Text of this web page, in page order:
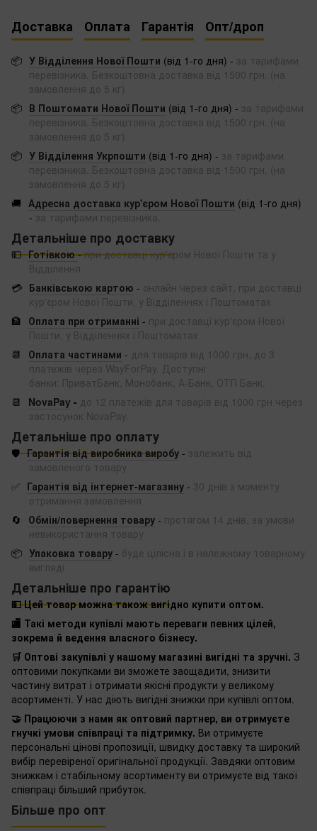
Доставка Оплата Гарантія Опт/дроп
📦 У Відділення Нової Пошти (від 1-го дня) - за тарифами
перевізника. Безкоштовна доставка від 1500 грн. (на
замовлення до 5 кг)
📦 В Поштомати Нової Пошти (від 1-го дня) - за тарифами
перевізника. Безкоштовна доставка від 1500 грн. (на
замовлення до 5 кг)
📦 У Відділення Укрпошти (від 1-го дня) - за тарифами
перевізника. Безкоштовна доставка від 1500 грн. (на
замовлення до 5 кг)
🚚 Адресна доставка кур'єром Нової Пошти (від 1-го дня)
- за тарифами перевізника.
Детальніше про доставку
💵 Готівкою -при доставці кур'єром Нової Пошти та у
Відділення
💳 Банківською картою - онлайн через сайт, при доставці
кур'єром Нової Пошти, у Відділеннях і Поштоматах
🏦
Оплата при отриманні - при доставці кур'єром Нової
Пошти, у Відділеннях і Поштоматах
📆
Оплата частинами - для товарів від 1000 грн, до 3
платежів через WayForPay. Доступні
банки: ПриватБанк, Монобанк, А-Банк, ОТП Банк.
📆
NovaPay - до 12 платежів для товарів від 1000 грн через
застосунок NovaPay.
Детальніше про оплату
🛡️ Гарантія від виробника виробу - залежить від
замовленого товару
✅ Гарантія від інтернет-магазину - 30 днів з моменту
отримання замовлення
🔄
Обмін/повернення товару - протягом 14 днів, за умови
невикористання товару
📦 Упаковка товару - буде цілісна і в належному товарному
вигляді
Детальніше про гарантію
💵 Цей товар можна також вигідно купити оптом.
🏬 Такі методи купівлі мають переваги певних цілей,
зокрема й ведення власного бізнесу.
🛒 Оптові закупівлі у нашому магазині вигідні та зручні. З
оптовими покупками ви зможете заощадити, знизити
частину витрат і отримати якісні продукти у великому
асортименті. У нас діють вигідні знижки при купівлі оптом.
🤝 Працюючи з нами як оптовий партнер, ви отримуєте
гнучкі умови співпраці та підтримку. Ви отримуєте
персональні цінові пропозиції, швидку доставку та широкий
вибір перевіреної оригінальної продукції. Завдяки оптовим
знижкам і стабільному асортименту ви отримуєте від такої
співпраці більший прибуток.
Більше про опт